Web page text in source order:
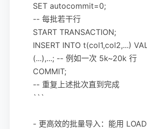
SET autocommit=0;
-- 每批若干行
START TRANSACTION;
INSERT INTO t(col1,col2,...)
(...),...; -- 例如一次 5k~20k 行
COMMIT;
-- 重复上述批次直到完成
```
- 更高效的批量导入：能用